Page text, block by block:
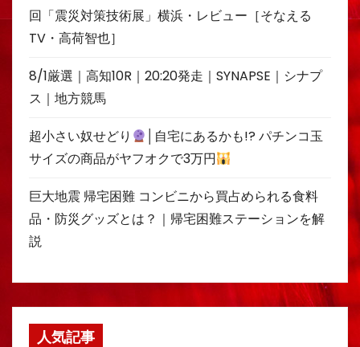
回「震災対策技術展」横浜・レビュー［そなえる
TV・高荷智也］
8/1厳選｜高知10R｜20:20発走｜SYNAPSE｜シナプ
ス｜地方競馬
超小さい奴せどり
│自宅にあるかも!? パチンコ玉
サイズの商品がヤフオクで3万円
巨大地震 帰宅困難 コンビニから買占められる食料
品・防災グッズとは？｜帰宅困難ステーションを解
説
人気記事